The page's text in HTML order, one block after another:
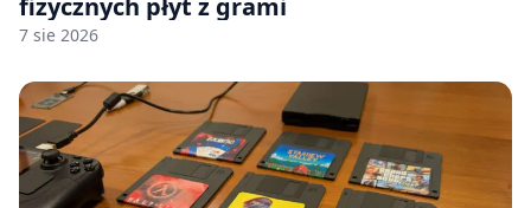
7 sie 2026